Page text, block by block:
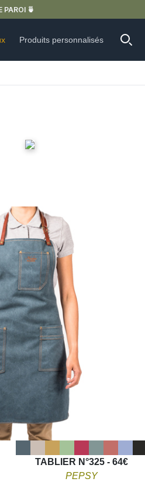
FRANCE MÉTROPOLITAINE DÈS 59€
Produits personnalisés
TABLIER N°325 - 64€
PEPSY